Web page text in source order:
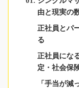
由と現実の
正社員とパ
る
正社員にな
定・社会保
「手当が減